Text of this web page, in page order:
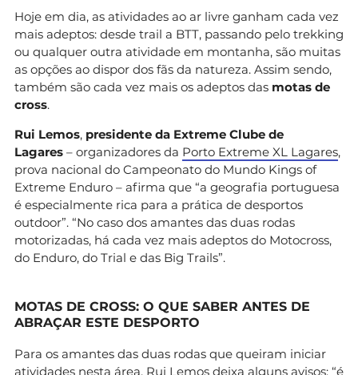
Hoje em dia, as atividades ao ar livre ganham cada vez
mais adeptos: desde trail a BTT, passando pelo trekking
ou qualquer outra atividade em montanha, são muitas
as opções ao dispor dos fãs da natureza. Assim sendo,
também são cada vez mais os adeptos das motas de
cross.
Rui Lemos, presidente da Extreme Clube de
Lagares – organizadores da Porto Extreme XL Lagares,
prova nacional do Campeonato do Mundo Kings of
Extreme Enduro – afirma que “a geografia portuguesa
é especialmente rica para a prática de desportos
outdoor”. “No caso dos amantes das duas rodas
motorizadas, há cada vez mais adeptos do Motocross,
do Enduro, do Trial e das Big Trails”.
MOTAS DE CROSS: O QUE SABER ANTES DE
ABRAÇAR ESTE DESPORTO
Para os amantes das duas rodas que queiram iniciar
atividades nesta área, Rui Lemos deixa alguns avisos: “é